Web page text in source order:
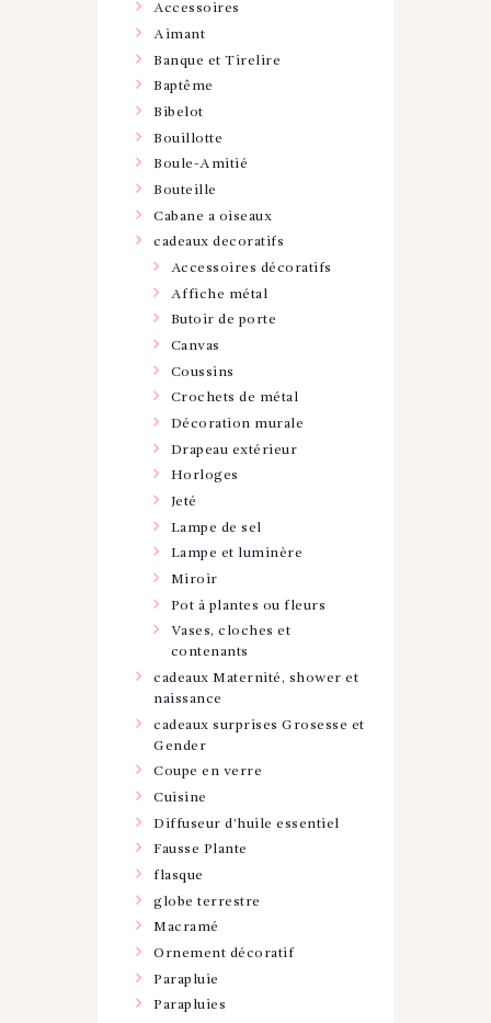
Accessoires
Aimant
Banque et Tirelire
Baptême
Bibelot
Bouillotte
Boule-Amitié
Bouteille
Cabane a oiseaux
cadeaux decoratifs
Accessoires décoratifs
Affiche métal
Butoir de porte
Canvas
Coussins
Crochets de métal
Décoration murale
Drapeau extérieur
Horloges
Jeté
Lampe de sel
Lampe et luminère
Miroir
Pot à plantes ou fleurs
Vases, cloches et
contenants
cadeaux Maternité, shower et
naissance
cadeaux surprises Grosesse et
Gender
Coupe en verre
Cuisine
Diffuseur d'huile essentiel
Fausse Plante
flasque
globe terrestre
Macramé
Ornement décoratif
Parapluie
Parapluies